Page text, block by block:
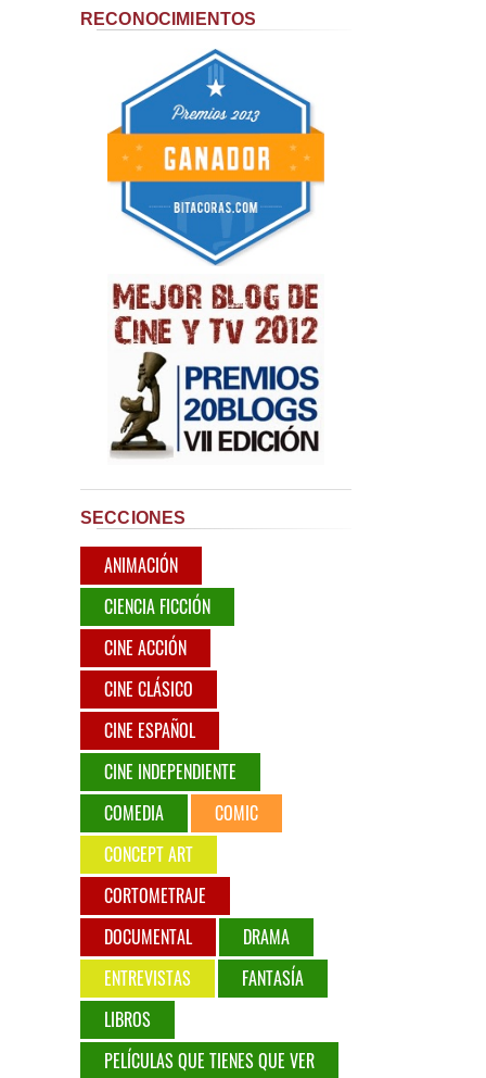
RECONOCIMIENTOS
SECCIONES
ANIMACIÓN
CIENCIA FICCIÓN
CINE ACCIÓN
CINE CLÁSICO
CINE ESPAÑOL
CINE INDEPENDIENTE
COMEDIA
COMIC
CONCEPT ART
CORTOMETRAJE
DOCUMENTAL
DRAMA
ENTREVISTAS
FANTASÍA
LIBROS
PELÍCULAS QUE TIENES QUE VER